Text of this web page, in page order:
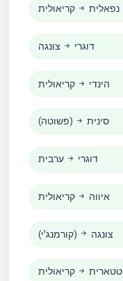
נפאלית קריאולית
דוגרי צונגה
הינדי קריאולית
סינית (פשוטה)
דוגרי ערבית
איווה קריאולית
צונגה (קורמנג'י)
טטארית קריאולית